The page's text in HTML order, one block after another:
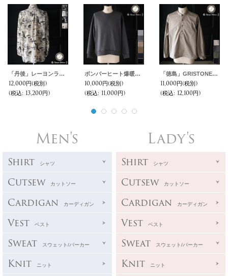
「丹後」レーヨンライク ピーチファイユ ネオン&リーフパターン レギュラーカラー 長袖シャツ【MADE IN JAPAN】『日本製』/ Upscape Audience
12,000円(税別)
(税込: 13,200円)
ボンバーヒート爆暖裏起毛 ガゼットクルーネック バルーンスウェット【MADE IN JAPAN】『日本製』 / Upscape Audience
10,000円(税別)
(税込: 11,000円)
「徳島」GRISTONE® (グリストーン) 綾ダンプ SLOTEX® (ソロテックス) スリーピング バルーン 長袖シャツ【MADE IN JAPAN】『日本製』/ Upscape Audience
11,000円(税別)
(税込: 12,100円)
Men's
Shirt シャツ
Cutsew カットソー
Cardigan カーディガン
Vest ベスト
Sweat スウェット/パーカー
Knit ニット
Lady's
Shirt シャツ
Cutsew カットソー
Cardigan カーディガン
Vest ベスト
Sweat スウェット/パーカー
Knit ニット